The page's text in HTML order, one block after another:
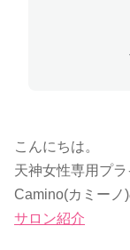
こんにちは。
天神女性専用プ
Camino(カミー
サロン紹介